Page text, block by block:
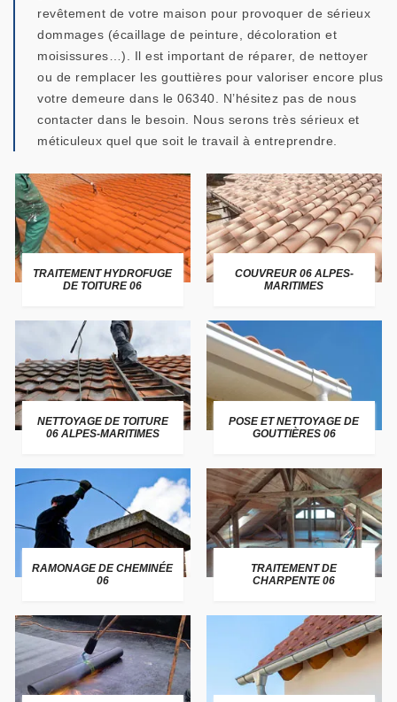
revêtement de votre maison pour provoquer de sérieux
dommages (écaillage de peinture, décoloration et
moisissures…). Il est important de réparer, de nettoyer
ou de remplacer les gouttières pour valoriser encore plus
votre demeure dans le 06340. N’hésitez pas de nous
contacter dans le besoin. Nous serons très sérieux et
méticuleux quel que soit le travail à entreprendre.
TRAITEMENT HYDROFUGE
DE TOITURE 06
COUVREUR 06 ALPES-
MARITIMES
NETTOYAGE DE TOITURE
06 ALPES-MARITIMES
POSE ET NETTOYAGE DE
GOUTTIÈRES 06
RAMONAGE DE CHEMINÉE
06
TRAITEMENT DE
CHARPENTE 06